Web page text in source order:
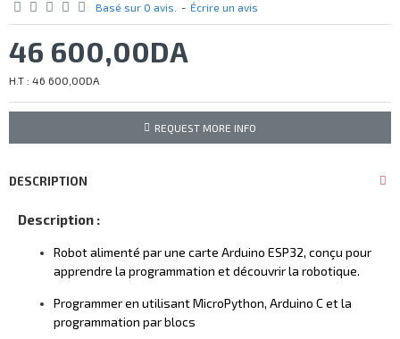
Basé sur 0 avis. - Écrire un avis
46 600,00DA
H.T : 46 600,00DA
REQUEST MORE INFO
DESCRIPTION
Description :
Robot alimenté par une carte Arduino ESP32, conçu pour
apprendre la programmation et découvrir la robotique.
Programmer en utilisant MicroPython, Arduino C et la
programmation par blocs